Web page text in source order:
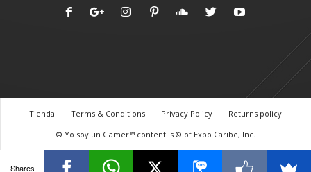
Tienda Terms & Conditions Privacy Policy
Returns policy
© Yo soy un Gamer™ content is © of Expo Caribe, Inc.
Shares